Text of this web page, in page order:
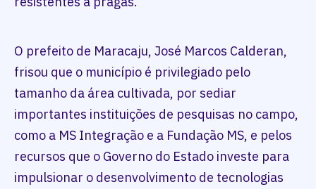
O prefeito de Maracaju, José Marcos Calderan,
frisou que o município é privilegiado pelo
tamanho da área cultivada, por sediar
importantes instituições de pesquisas no campo,
como a MS Integração e a Fundação MS, e pelos
recursos que o Governo do Estado investe para
impulsionar o desenvolvimento de tecnologias